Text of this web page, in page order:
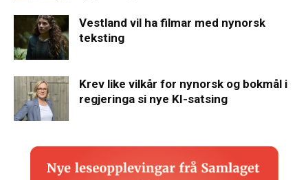
Vestland vil ha filmar med nynorsk
teksting
Krev like vilkår for nynorsk og bokmål i
regjeringa si nye KI-satsing